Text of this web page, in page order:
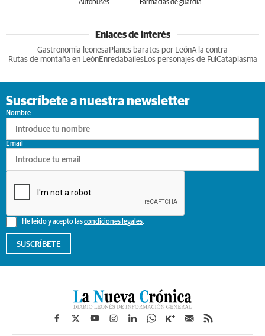
Autobuses Farmacias de guardia
Enlaces de interés
Gastronomia leonesa Planes baratos por LeónA la contra
Rutas de montaña en LeónEnredabailesLos personajes de Ful Cataplasma
Suscríbete a nuestra newsletter
Nombre
He leído y acepto lascondiciones legales.
Email
SUSCRÍBETE